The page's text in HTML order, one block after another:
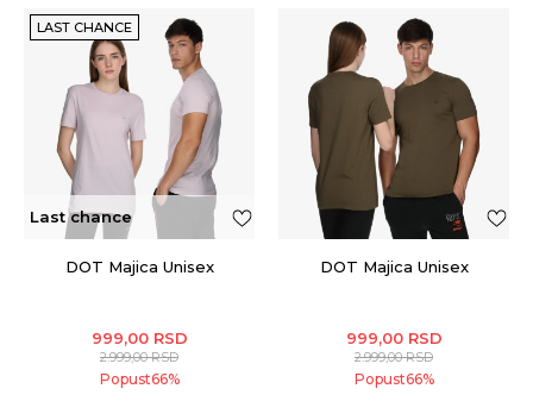
LAST CHANCE
Last chance
DOT Majica Unisex
999,00 RSD
2.999,00RSD
Popust66%
DOT Majica Unisex
999,00 RSD
2.999,00RSD
Popust66%